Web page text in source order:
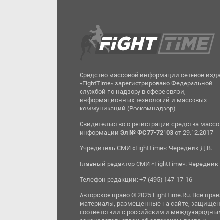
Средство массовой информации сетевое
«FightTime» зарегистрировано Федеральной
службой по надзору в сфере связи,
информационных технологий и массовых
коммуникаций (Роскомнадзор).
Свидетельство о регистрации средства
информацииЭл № ФС77-72103 от 29.12.2017
Учредитель СМИ «FightTime»: Чередник Д.В.
Главный редактор СМИ «FightTime»: Чередник
Телефон редакции: +7 (495) 147-17-16
Авторское право © 2025 FightTime.Ru. Все
материалы, размещенные на сайте,
соответствии с российским и